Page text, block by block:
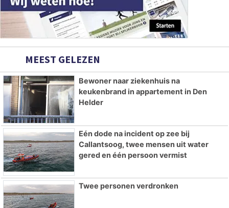
MEEST GELEZEN
Bewoner naar ziekenhuis na
keukenbrand in appartement in Den
Helder
Eén dode na incident op zee bij
Callantsoog, twee mensen uit water
gered en één persoon vermist
Twee personen verdronken